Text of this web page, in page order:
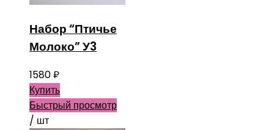
Набор “Птичье
Молоко” У3
1580₽
Купить
Быстрый просмотр
/ шт